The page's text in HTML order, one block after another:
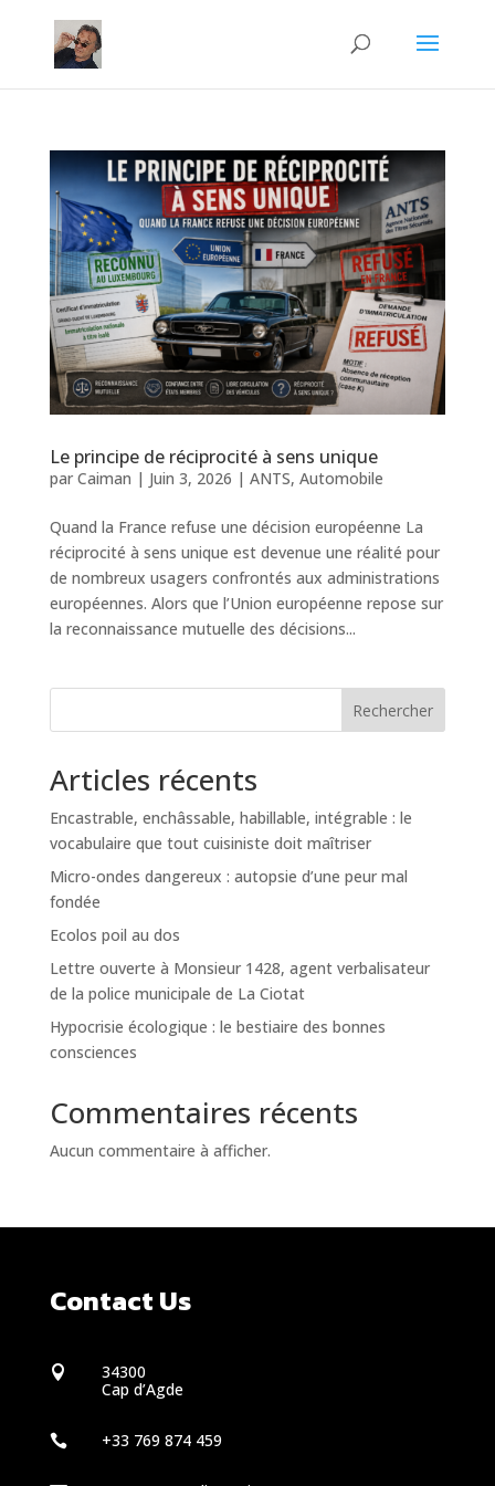
Le principe de réciprocité à sens unique
par Caiman | Juin 3, 2026 | ANTS, Automobile
Quand la France refuse une décision européenne La
réciprocité à sens unique est devenue une réalité pour
de nombreux usagers confrontés aux administrations
européennes. Alors que l’Union européenne repose sur
la reconnaissance mutuelle des décisions...
Rechercher
Articles récents
Encastrable, enchâssable, habillable, intégrable : le
vocabulaire que tout cuisiniste doit maîtriser
Micro-ondes dangereux : autopsie d’une peur mal
fondée
Ecolos poil au dos
Lettre ouverte à Monsieur 1428, agent verbalisateur
de la police municipale de La Ciotat
Hypocrisie écologique : le bestiaire des bonnes
consciences
Commentaires récents
Aucun commentaire à afficher.
Contact Us

34300
Cap d’Agde
 +33 769 874 459